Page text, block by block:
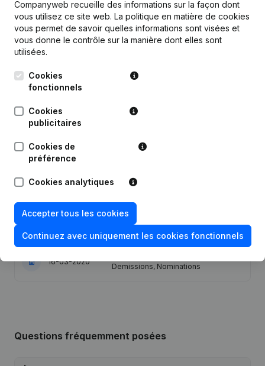
Publications
Date
19-05-2025 Siège Social
03-02-2025
Statuts (Traduction, Coordination,
Autres Modifications, …) - Capital,
14-08-2020
Capital, Actions - Demissions,
16-03-2020
Demissions, Nominations
Questions fréquemment posées
Companyweb recueille des informations sur la façon dont
vous utilisez ce site web. La politique en matière de cookies
vous permet de savoir quelles informations sont visées et
vous donne le contrôle sur la manière dont elles sont
utilisées.
Cookies
fonctionnels
Cookies
publicitaires
Cookies de
préférence
Cookies analytiques
Accepter tous les cookies
Continuez avec uniquement les cookies fonctionnels